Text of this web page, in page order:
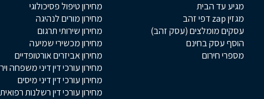
מגיע עד הבית
מגזין zap דפי זהב
עסקים מומלצים (עסק זהב)
הוסף עסק בחינם
מספרי חירום
מחירון טיפול פסיכולוגי
מחירון מורים לנהיגה
מחירון שירותי תרגום
מחירון מכשירי שמיעה
מחירון אביזרים אורטופדיים
מחירון עורכי דין דיני משפחה
מחירון עורכי דין דיני מיסים
מחירון עורכי דין רשלנות רפואית